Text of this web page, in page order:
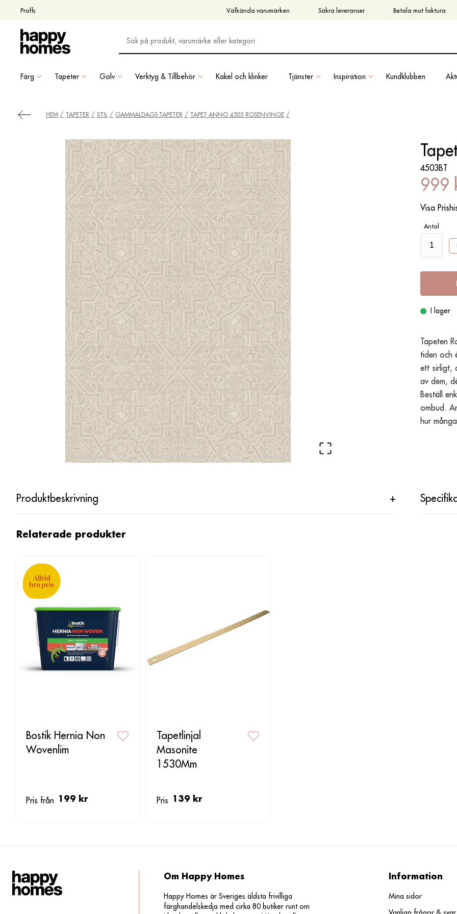
Proffs Välkända varumärken Säkra leveranser Betala mot faktura
Färg Tapeter Golv Verktyg & Tillbehör Kakel och klinker Tjänster Inspiration Kundklubben
HEM TAPETER STIL GAMMALDAGS TAPETER TAPET ANNO 4503 ROSENVINGE
4503BT
999
Visa
Antal
I lager
Tapeten
tiden och
ett sirligt,
av dem,
Beställ
ombud.
hur
Produktbeskrivning +
Relaterade produkter
Bostik Hernia Non
Wovenlim
Pris från 199 kr
Tapetlinjal
Masonite
1530Mm
Pris 139 kr
Om Happy Homes
Happy Homes är Sveriges äldsta frivilliga
färghandelskedja med cirka 80 butiker runt om
Information
Mina sidor